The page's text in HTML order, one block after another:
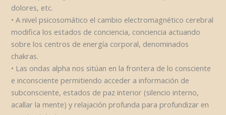
dolores, etc.
• A nivel psicosomático el cambio electromagnético cerebral
modifica los estados de conciencia, conciencia actuando
sobre los centros de energía corporal, denominados
chakras.
• Las ondas alpha nos sitúan en la frontera de lo consciente
e inconsciente permitiendo acceder a información de
subconsciente, estados de paz interior (silencio interno,
acallar la mente) y relajación profunda para profundizar en